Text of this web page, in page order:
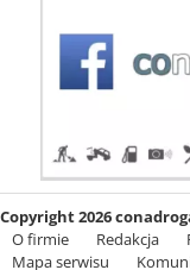
Copyright 2026
O firmie
Redakcja
Mapa serwisu